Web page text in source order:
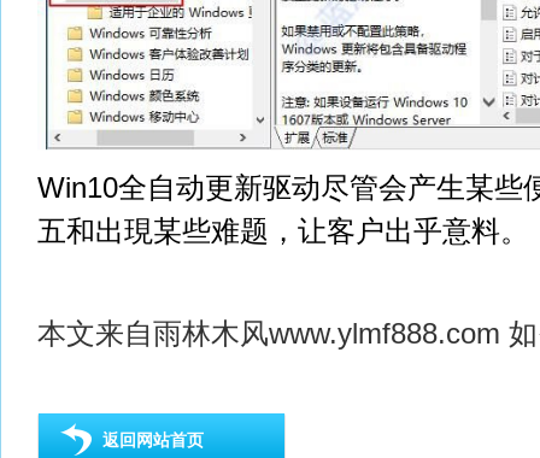
Win10全自动更新驱动尽管会产生某些
五和出現某些难题，让客户出乎意料。
本文来自雨林木风www.ylmf888.com
返回网站首页